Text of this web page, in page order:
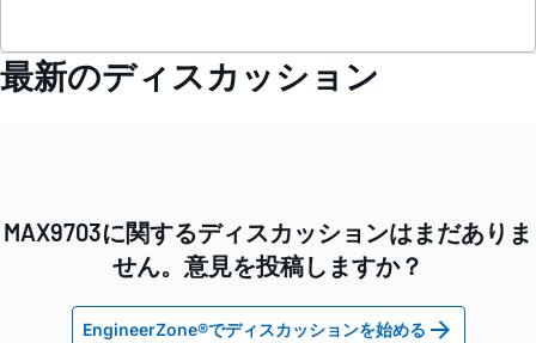
最新のディスカッション
MAX9703に関するディスカッションはまだありま
せん。意見を投稿しますか？
EngineerZone®でディスカッションを始める